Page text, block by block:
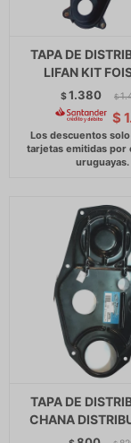
TAPA DE
LIFAN KIT
$1.380 $
$
TAPA DE
CHANA